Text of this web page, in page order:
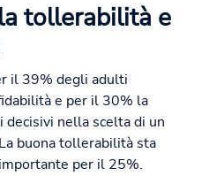
tollerabilità e
il 39% degli adulti
e per il 30% la
nella scelta di un
buona tollerabilità sta
per il 25%.